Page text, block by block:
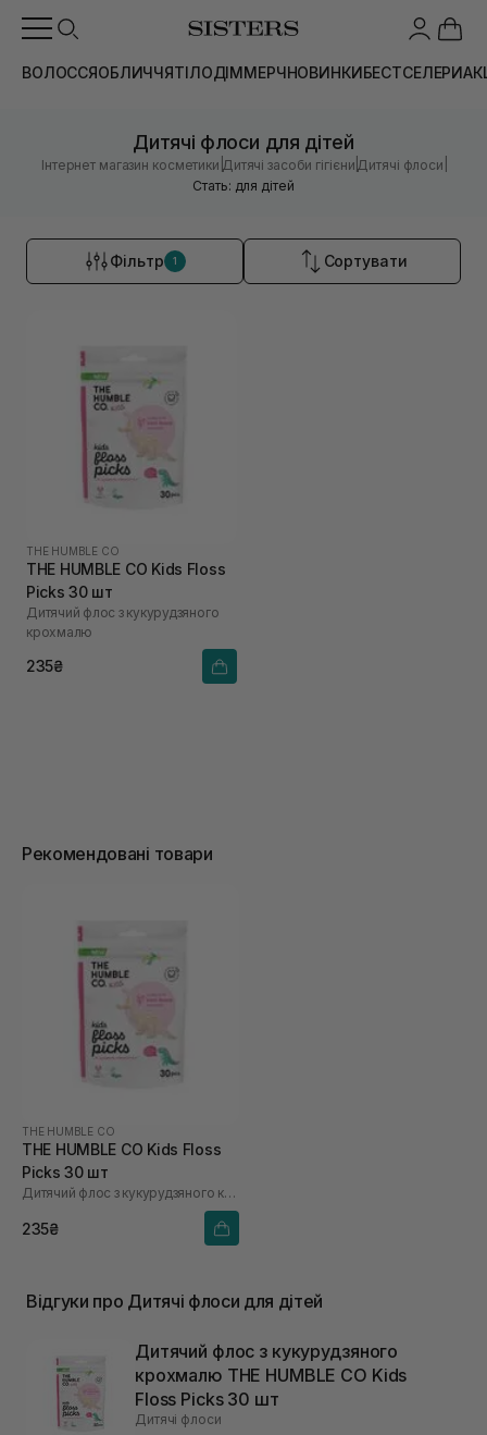
ВОЛОССЯОБЛИЧЧЯТІЛОДІММЕРЧНОВИНКИБЕСТСЕЛЕРИ
Дитячі флоси для дітей
Інтернет магазин косметики Дитячі засоби гігієни |Дитячі флоси
Стать: для дітей
Фільтр 1 Сортувати
THE HUMBLE CO
THE HUMBLE CO Kids Floss
Picks 30 шт
Дитячий флос з кукурудзяного
крохмалю
235₴
Рекомендовані товари
THE HUMBLE CO
THE HUMBLE CO Kids Floss
Picks 30 шт
Дитячий флос з кукурудзяного крохмалю
235₴
Відгуки про Дитячі флоси для дітей
Дитячий флос з кукурудзяного
крохмалю THE HUMBLE CO Kids
Floss Picks 30 шт
Дитячі флоси